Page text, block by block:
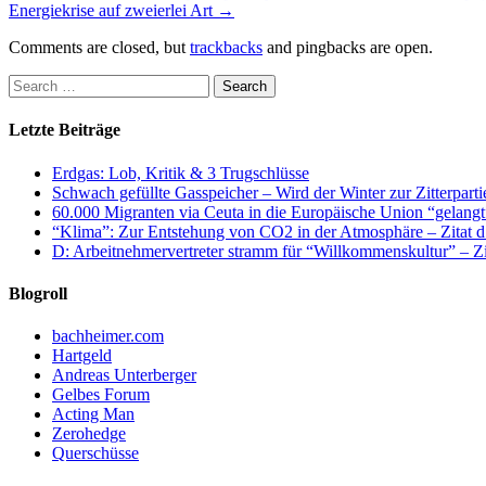
Energiekrise auf zweierlei Art →
Comments are closed, but trackbacks and pingbacks are open.
Letzte Beiträge
Erdgas: Lob, Kritik & 3 Trugschlüsse
Schwach gefüllte Gasspeicher – Wird der Winter zur
60.000 Migranten via Ceuta in die Europäische Union
“Klima”: Zur Entstehung von CO2 in der Atmosphäre – Zitat
D: Arbeitnehmervertreter stramm für “Willkommenskultur” –
Blogroll
bachheimer.com
Hartgeld
Andreas Unterberger
Gelbes Forum
Acting Man
Zerohedge
Querschüsse